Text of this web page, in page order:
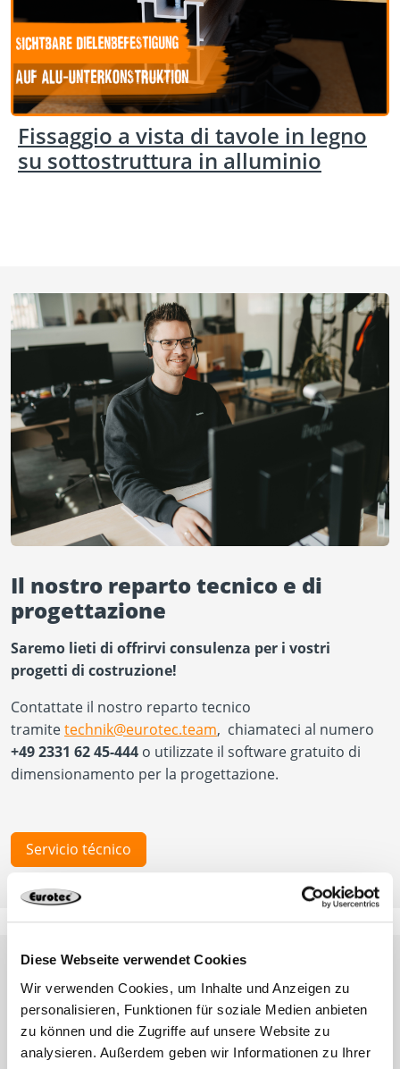
Diese Webseite verwendet Cookies
Wir verwenden Cookies, um Inhalte und Anzeigen zu
personalisieren, Funktionen für soziale Medien anbieten
zu können und die Zugriffe auf unsere Website zu
analysieren. Außerdem geben wir Informationen zu Ihrer
Fissaggio a vista di tavole in legno
su sottostruttura in alluminio
Il nostro reparto tecnico e di
progettazione
Saremo lieti di offrirvi consulenza per i vostri
progetti di costruzione!
Contattate il nostro reparto tecnico
tramitetechnik@eurotec.team, chiamateci al numero
+49 2331 62 45-444 o utilizzate il software gratuito di
dimensionamento per la progettazione.
Servicio técnico
Newsletter